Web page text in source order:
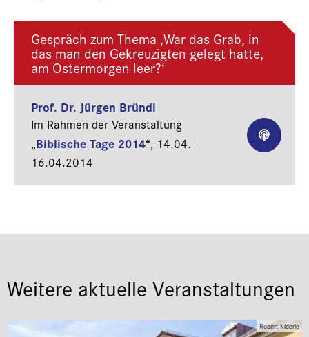
Gespräch zum Thema ‚War das Grab, in
das man den Gekreuzigten gelegt hatte,
am Ostermorgen leer?‘
Prof. Dr. Jürgen Bründl
Im Rahmen der Veranstaltung
„Biblische Tage 2014“, 14.04. -
16.04.2014
Weitere aktuelle Veranstaltungen
Robert Kiderle